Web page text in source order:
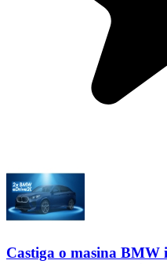
Castiga o masina BMW